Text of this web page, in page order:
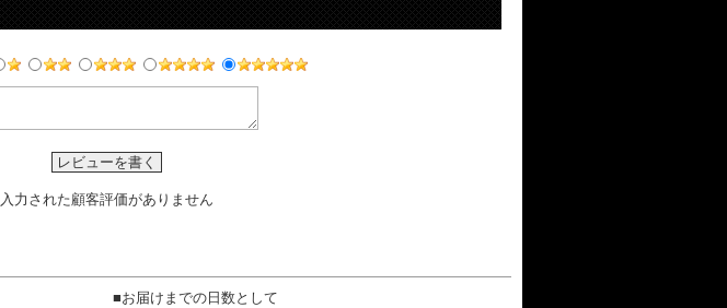
レビューを書く
入力された顧客評価がありません
■お届けまでの日数として